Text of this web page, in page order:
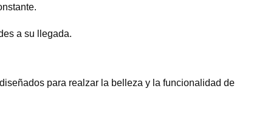
a su llegada.
para realzar la belleza y la funcionalidad de